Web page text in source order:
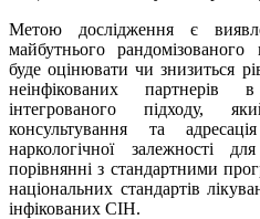
Метою дослідження є
майбутнього рандомізованого
буде оцінювати чи знизиться
неінфікованих партнерів
інтегрованого підходу,
консультування та
наркологічної залежності
порівнянні з стандартними
національних стандартів
інфікованих СІН.